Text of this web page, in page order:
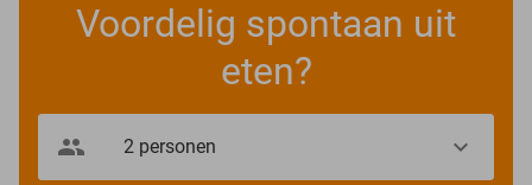
Voordelig spontaan uit
eten?